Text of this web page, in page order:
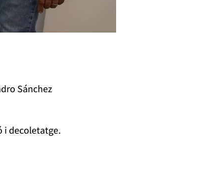
Sánchez
i decoletatge.